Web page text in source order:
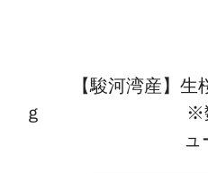
【駿河湾産】
ｇ ※数量限
ュ